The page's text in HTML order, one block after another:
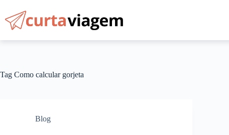
conteúdo
Tag Como calcular gorjeta
Blog